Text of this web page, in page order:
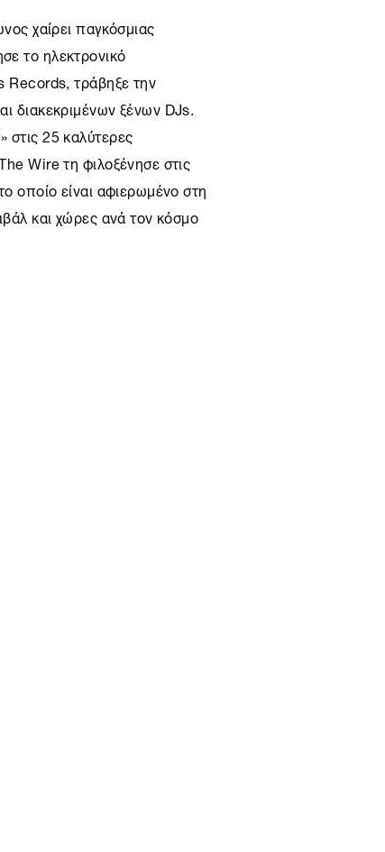
χαίρει παγκόσμιας
το ηλεκτρονικό
Records, τράβηξε την
διακεκριμένων ξένων DJs.
στις 25 καλύτερες
Wire τη φιλοξένησε στις
οποίο είναι αφιερωμένο στη
και χώρες ανά τον κόσμο